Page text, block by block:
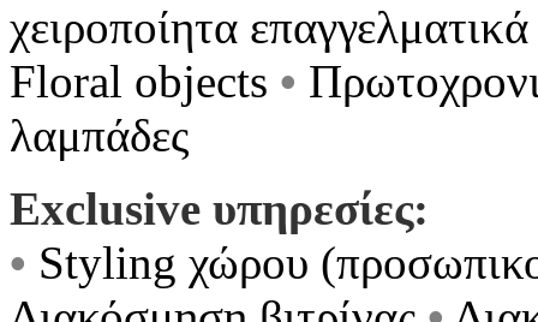
χειροποίητα
Floral objects •
λαμπάδες
Exclusive υπηρεσίες:
• Styling χώρου